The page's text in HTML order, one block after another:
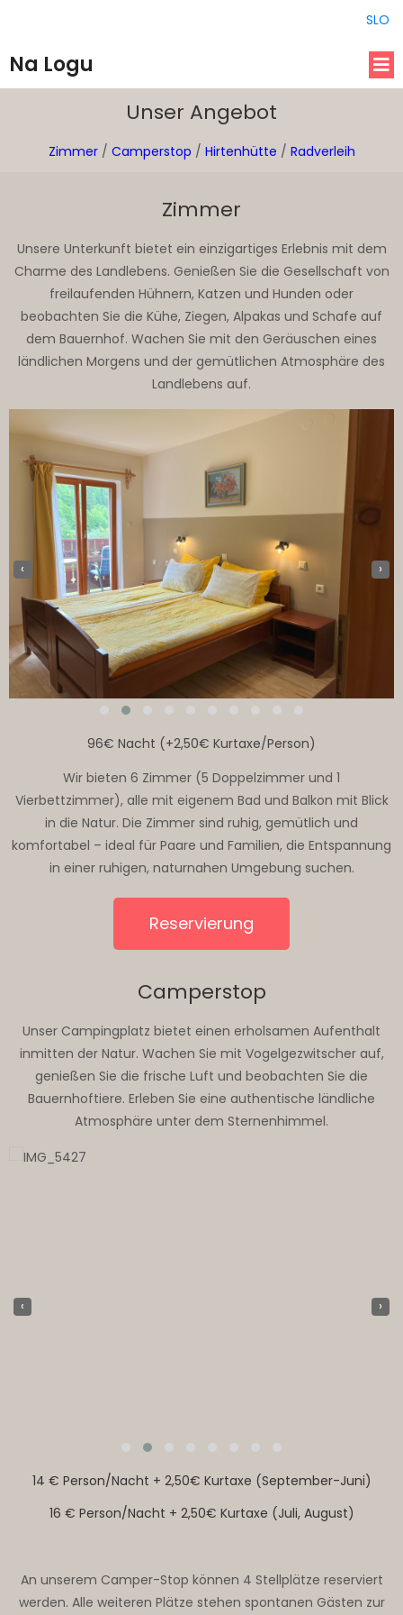
SLO
Na Logu
Unser Angebot
Zimmer/ Camperstop / Hirtenhütte / Radverleih
Zimmer
Unsere Unterkunft bietet ein einzigartiges Erlebnis mit dem
Charme des Landlebens. Genießen Sie die Gesellschaft von
freilaufenden Hühnern, Katzen und Hunden oder
beobachten Sie die Kühe, Ziegen, Alpakas und Schafe auf
dem Bauernhof. Wachen Sie mit den Geräuschen eines
ländlichen Morgens und der gemütlichen Atmosphäre des
Landlebens auf.
‹ ›
96€ Nacht (+2,50€ Kurtaxe/Person)
Wir bieten 6 Zimmer (5 Doppelzimmer und 1
Vierbettzimmer), alle mit eigenem Bad und Balkon mit Blick
in die Natur. Die Zimmer sind ruhig, gemütlich und
komfortabel – ideal für Paare und Familien, die Entspannung
in einer ruhigen, naturnahen Umgebung suchen.
Reservierung
Camperstop
Unser Campingplatz bietet einen erholsamen Aufenthalt
inmitten der Natur. Wachen Sie mit Vogelgezwitscher auf,
genießen Sie die frische Luft und beobachten Sie die
Bauernhoftiere. Erleben Sie eine authentische ländliche
Atmosphäre unter dem Sternenhimmel.
‹ ›
14 € Person/Nacht + 2,50€ Kurtaxe (September-Juni)
16 € Person/Nacht + 2,50€ Kurtaxe (Juli, August)
An unserem Camper-Stop können 4 Stellplätze reserviert
werden. Alle weiteren Plätze stehen spontanen Gästen zur